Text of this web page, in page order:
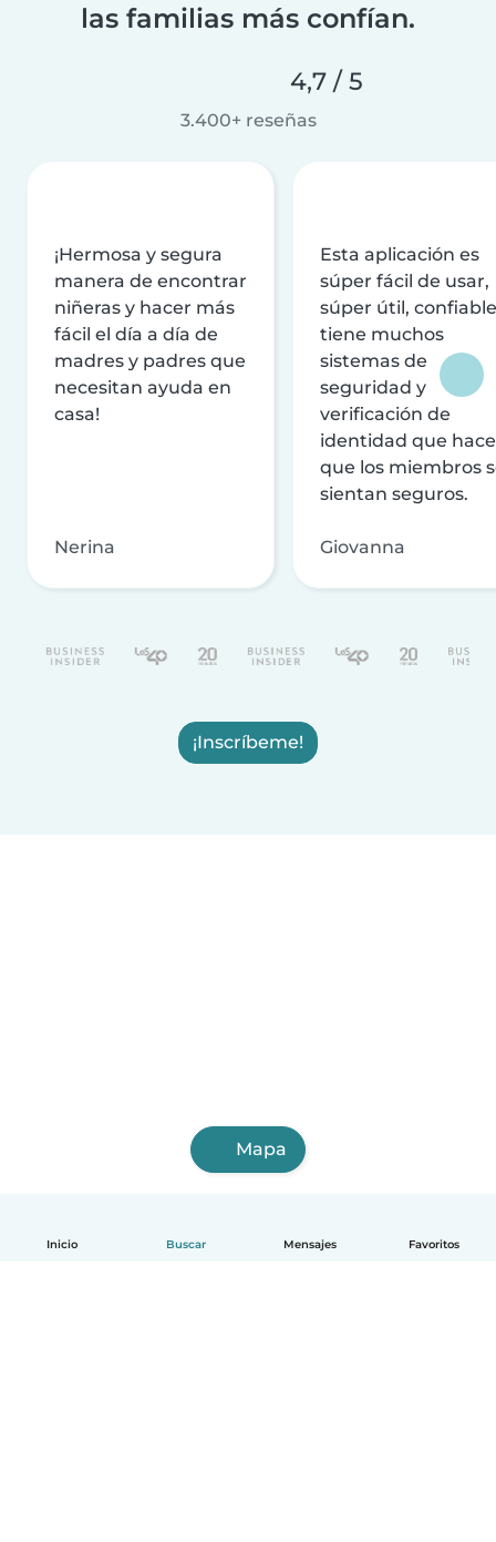
Inicio Buscar Mensajes Favoritos
las familias más confían.
4,7 / 5
3.400+ reseñas
¡Hermosa y segura
manera de encontrar
niñeras y hacer más
fácil el día a día de
madres y padres que
necesitan ayuda en
casa!
Nerina
Esta aplicación es
súper fácil de usar,
súper útil,
tiene muchos
sistemas de
seguridad y
verificación de
identidad que
que los miembros
sientan seguros.
Giovanna
¡Inscríbeme!
Mapa